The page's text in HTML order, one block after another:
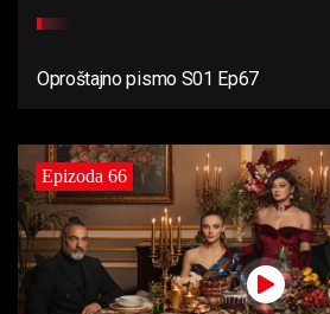
Oproštajno pismo S01 Ep67
Epizoda 66